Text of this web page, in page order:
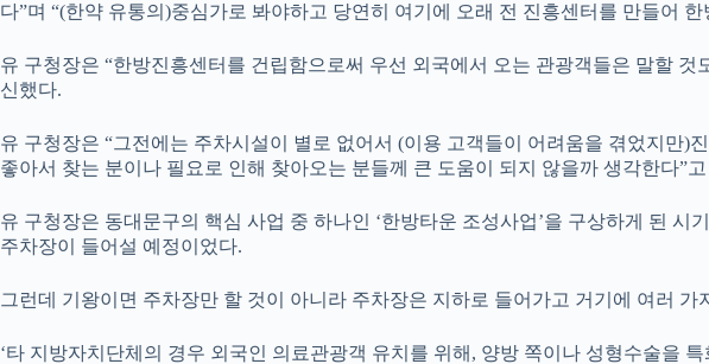
다”며 “(한약 유통의)중심가로 봐야하고 당연히 여기에 오래 전 진흥센터를 만들어
유 구청장은 “한방진흥센터를 건립함으로써 우선 외국에서 오는 관광객들은 말할
신했다.
유 구청장은 “그전에는 주차시설이 별로 없어서 (이용 고객들이 어려움을 겪었지만)
좋아서 찾는 분이나 필요로 인해 찾아오는 분들께 큰 도움이 되지 않을까 생각한다”
유 구청장은 동대문구의 핵심 사업 중 하나인 ‘한방타운 조성사업’을 구상하게 된
주차장이 들어설 예정이었다.
그런데 기왕이면 주차장만 할 것이 아니라 주차장은 지하로 들어가고 거기에 여러
‘타 지방자치단체의 경우 외국인 의료관광객 유치를 위해, 양방 쪽이나 성형수술을